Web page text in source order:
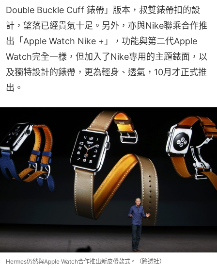
Double Buckle Cuff 錶﻿帶」版本，叔雙錶帶扣的設
計，望落已經貴氣十足。另外，亦與Nike聯乘合作推
出「Apple Watch Nike +」，功能與第二代Apple
Watch完全一樣，但加入了Nike專用的主題錶面，以
及獨特設計的錶帶，更為輕身、透氣，10月才正式推
出。
Hermes仍然與Apple Watch合作推出新皮帶款式。（路透社）